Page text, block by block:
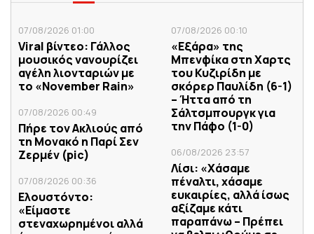
07/08/2026 01:00
Viral βίντεο: Γάλλος
μουσικός νανουρίζει
αγέλη λιονταριών με
το «November Rain»
07/08/2026 00:49
Πήρε τον Ακλιούς από
τη Μονακό η Παρί Σεν
Ζερμέν (pic)
07/08/2026 00:36
Ελουστόντο:
«Είμαστε
στεναχωρημένοι αλλά
07/08/2026 00:10
«Εξάρα» της
Μπενφίκα στη Χαρτς
του Κυζιρίδη με
σκόρερ Παυλίδη (6-1)
– Ήττα από τη
Σάλτσμπουργκ για
την Πάφο (1-0)
06/08/2026 23:57
Λίσι: «Χάσαμε
πέναλτι, χάσαμε
ευκαιρίες, αλλά ίσως
αξίζαμε κάτι
παραπάνω – Πρέπει